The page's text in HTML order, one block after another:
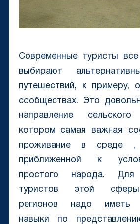
Современные туристы
выбирают
путешествий, к примеру,
сообществах. Это
направление
котором самая важная
проживание в среде ,
приближенной к
простого народа. Для
туристов этой
регионов надо иметь
навыки по